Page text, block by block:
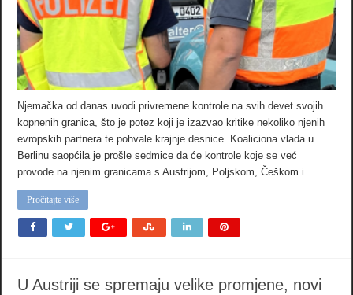
Njemačka od danas uvodi privremene kontrole na svih devet svojih
kopnenih granica, što je potez koji je izazvao kritike nekoliko njenih
evropskih partnera te pohvale krajnje desnice. Koaliciona vlada u
Berlinu saopćila je prošle sedmice da će kontrole koje se već
provode na njenim granicama s Austrijom, Poljskom, Češkom i …
Pročitajte više
U Austriji se spremaju velike promjene, novi